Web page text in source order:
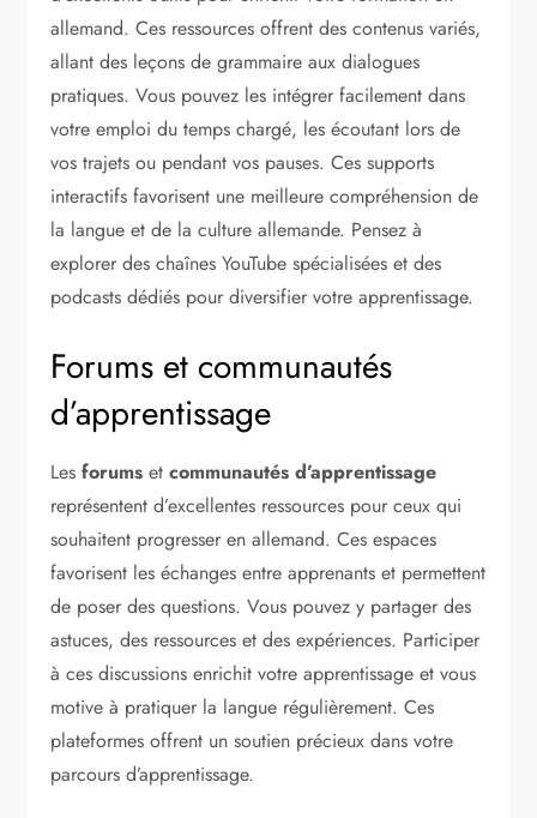
allemand. Ces ressources offrent des contenus variés,
allant des leçons de grammaire aux dialogues
pratiques. Vous pouvez les intégrer facilement dans
votre emploi du temps chargé, les écoutant lors de
vos trajets ou pendant vos pauses. Ces supports
interactifs favorisent une meilleure compréhension de
la langue et de la culture allemande. Pensez à
explorer des chaînes YouTube spécialisées et des
podcasts dédiés pour diversifier votre apprentissage.
Forums et communautés
d’apprentissage
Lesforums etcommunautés d’apprentissage
représentent d’excellentes ressources pour ceux qui
souhaitent progresser en allemand. Ces espaces
favorisent les échanges entre apprenants et permettent
de poser des questions. Vous pouvez y partager des
astuces, des ressources et des expériences. Participer
à ces discussions enrichit votre apprentissage et vous
motive à pratiquer la langue régulièrement. Ces
plateformes offrent un soutien précieux dans votre
parcours d’apprentissage.